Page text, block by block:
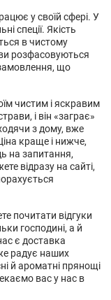
у своїй сфері. У
спеції. Якість
в чистому
розфасовуються
що
чистим і яскравим
і він «заграє»
з дому, вже
краще і нижче,
на запитання,
відразу на сайті,
почитати відгуки
господині, а й
є доставка
радує наших
й ароматні прянощі
вас у нас в